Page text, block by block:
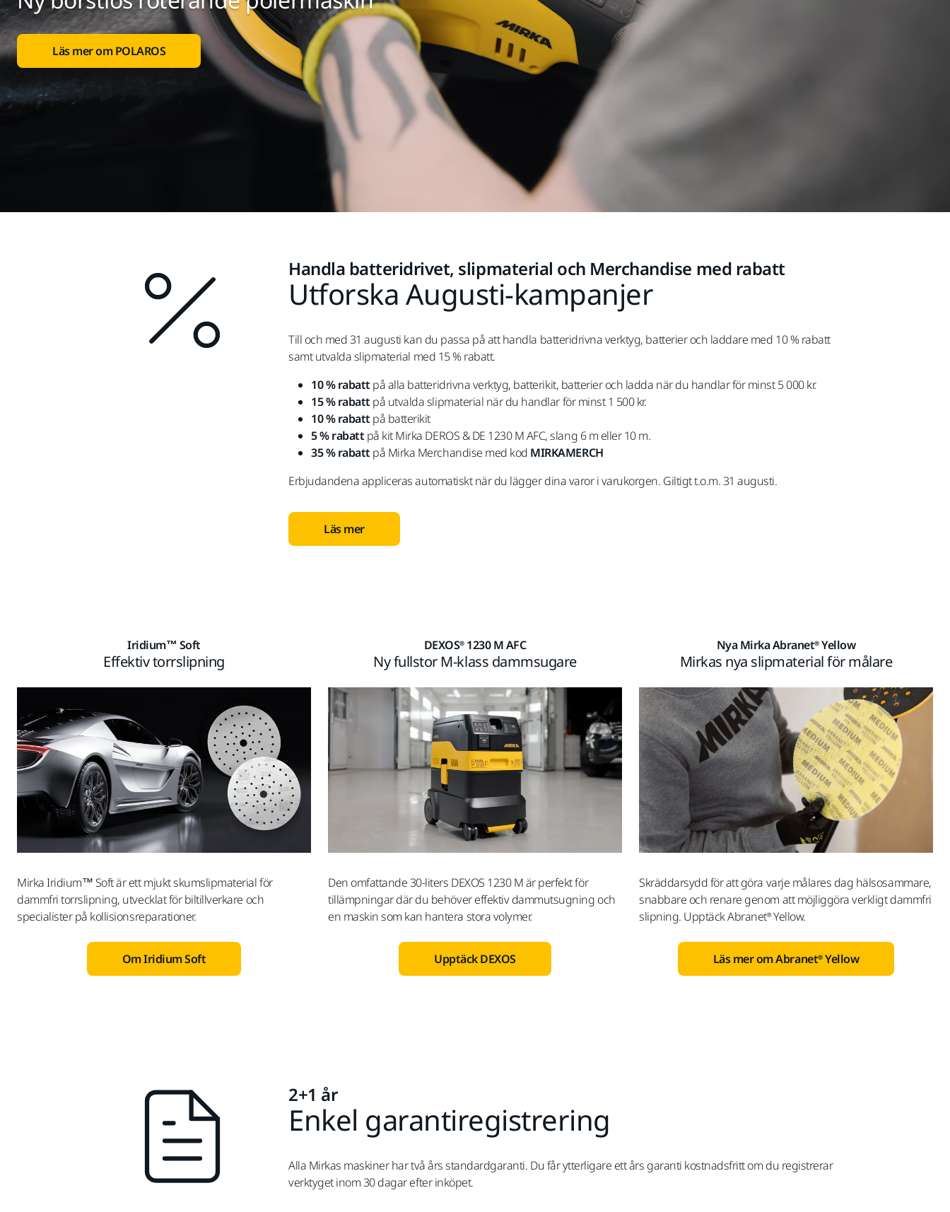
Läs mer om POLAROS
Handla batteridrivet, slipmaterial och Merchandise med rabatt
Utforska Augusti-kampanjer
Till och med 31 augusti kan du passa på att handla batteridrivna verktyg, batterier och laddare med 10 % rabatt
samt utvalda slipmaterial med 15 % rabatt.
10 % rabatt på alla batteridrivna verktyg, batterikit, batterier och ladda när du handlar för minst 5 000 kr.
15 % rabatt på utvalda slipmaterial när du handlar för minst 1 500 kr.
10 % rabatt på batterikit
5 % rabatt på kit Mirka DEROS & DE 1230 M AFC, slang 6 m eller 10 m.
35 % rabatt på Mirka Merchandise med kod MIRKAMERCH
Erbjudandena appliceras automatiskt när du lägger dina varor i varukorgen. Giltigt t.o.m. 31 augusti.
Läs mer
Iridium™ Soft
Effektiv torrslipning
Mirka Iridium™ Soft är ett mjukt skumslipmaterial för
dammfri torrslipning, utvecklat för biltillverkare och
specialister på kollisionsreparationer.
Om Iridium Soft
DEXOS® 1230 M AFC
Ny fullstor M-klass dammsugare
Den omfattande 30-liters DEXOS 1230 M är perfekt för
tillämpningar där du behöver effektiv dammutsugning och
en maskin som kan hantera stora volymer.
Upptäck DEXOS
Nya Mirka Abranet® Yellow
Mirkas nya slipmaterial för målare
Skräddarsydd för att göra varje målares dag hälsosammare,
snabbare och renare genom att möjliggöra verkligt dammfri
slipning. Upptäck Abranet® Yellow.
Läs mer om Abranet® Yellow
2+1 år
Enkel garantiregistrering
Alla Mirkas maskiner har två års standardgaranti. Du får ytterligare ett års garanti kostnadsfritt om du registrerar
verktyget inom 30 dagar efter inköpet.